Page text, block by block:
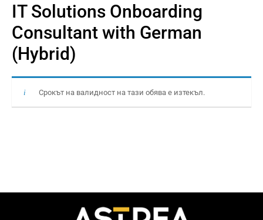
IT Solutions Onboarding
Consultant with German
(Hybrid)
Срокът на валидност на тази обява е изтекъл.